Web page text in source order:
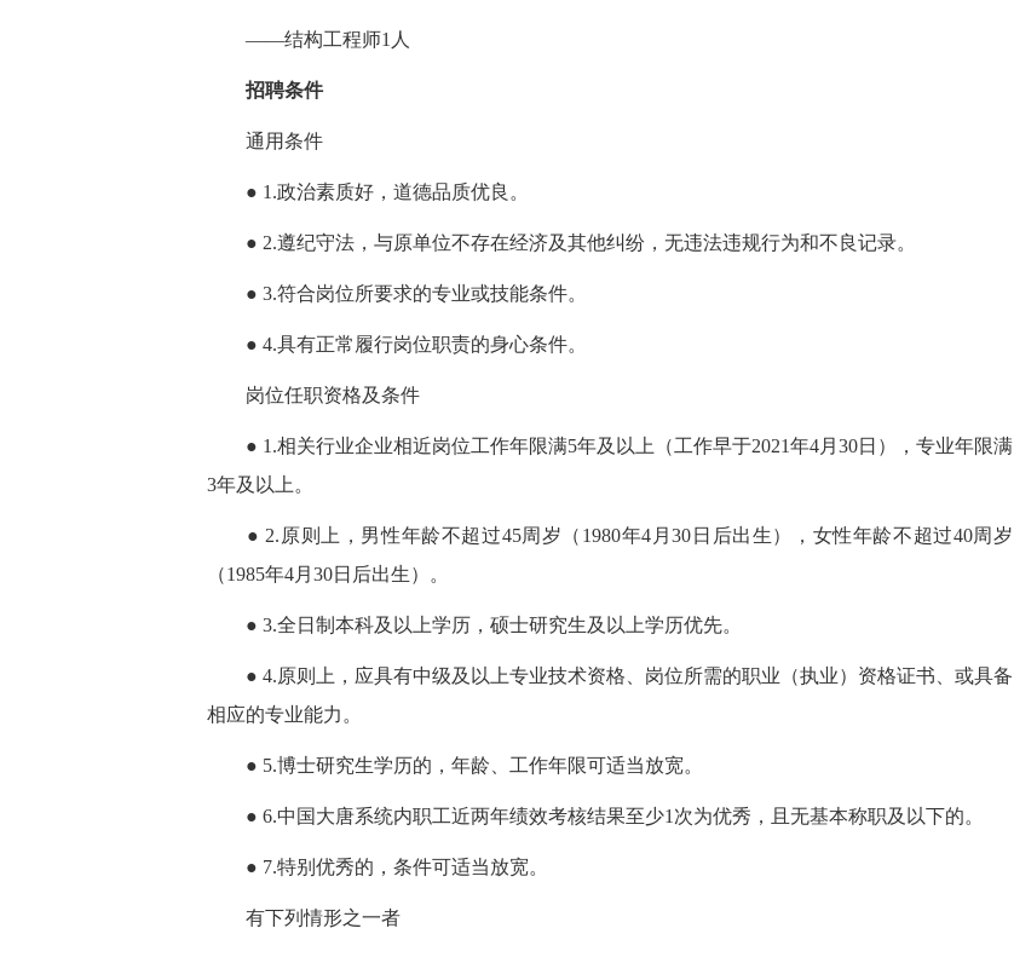
——结构工程师1人
招聘条件
通用条件
● 1.政治素质好，道德品质优良。
● 2.遵纪守法，与原单位不存在经济及其他纠纷，无违法违规行为和不良记录。
● 3.符合岗位所要求的专业或技能条件。
● 4.具有正常履行岗位职责的身心条件。
岗位任职资格及条件
● 1.相关行业企业相近岗位工作年限满5年及以上（工作早于2021年4月30日），专业年限满
3年及以上。
● 2.原则上，男性年龄不超过45周岁（1980年4月30日后出生），女性年龄不超过40周岁
（1985年4月30日后出生）。
● 3.全日制本科及以上学历，硕士研究生及以上学历优先。
● 4.原则上，应具有中级及以上专业技术资格、岗位所需的职业（执业）资格证书、或具备
相应的专业能力。
● 5.博士研究生学历的，年龄、工作年限可适当放宽。
● 6.中国大唐系统内职工近两年绩效考核结果至少1次为优秀，且无基本称职及以下的。
● 7.特别优秀的，条件可适当放宽。
有下列情形之一者